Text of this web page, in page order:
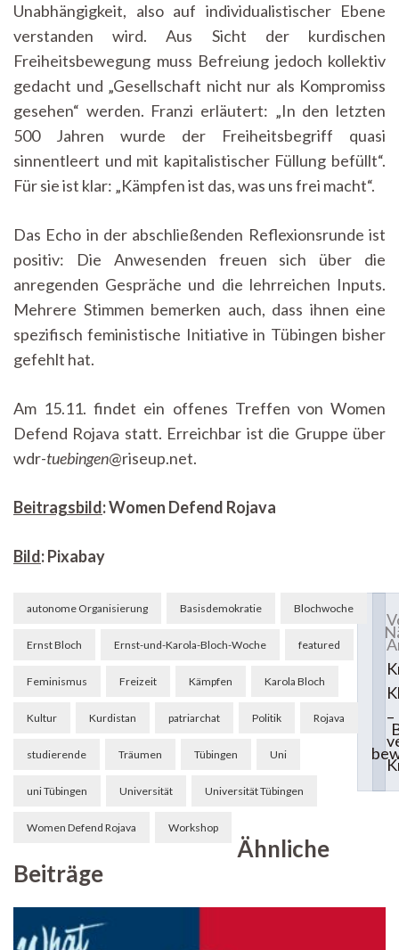
Unabhängigkeit, also auf individualistischer Ebene
verstanden wird. Aus Sicht der kurdischen
Freiheitsbewegung muss Befreiung jedoch kollektiv
gedacht und „Gesellschaft nicht nur als Kompromiss
gesehen“ werden. Franzi erläutert: „In den letzten
500 Jahren wurde der Freiheitsbegriff quasi
sinnentleert und mit kapitalistischer Füllung befüllt“.
Für sie ist klar: „Kämpfen ist das, was uns frei macht“.
Das Echo in der abschließenden Reflexionsrunde ist
positiv: Die Anwesenden freuen sich über die
anregenden Gespräche und die lehrreichen Inputs.
Mehrere Stimmen bemerken auch, dass ihnen eine
spezifisch feministische Initiative in Tübingen bisher
gefehlt hat.
Am 15.11. findet ein offenes Treffen von Women
Defend Rojava statt. Erreichbar ist die Gruppe über
wdr-tuebingen@riseup.net.
Beitragsbild: Women Defend Rojava
Bild: Pixabay
autonome Organisierung Basisdemokratie Blochwoche
Ernst Bloch Ernst-und-Karola-Bloch-Woche featured
Feminismus Freizeit Kämpfen Karola Bloch
Kultur Kurdistan patriarchat Politik Rojava
studierende Träumen Tübingen Uni
uni Tübingen Universität Universität Tübingen
Women Defend Rojava Workshop
Beitragsnavigation
Ähnliche
Beiträge